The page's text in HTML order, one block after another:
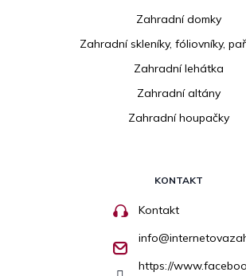
Zahradní domky
Zahradní skleníky, fóliovníky,
Zahradní lehátka
Zahradní altány
Zahradní houpačky
KONTAKT
Kontakt
info@
https://